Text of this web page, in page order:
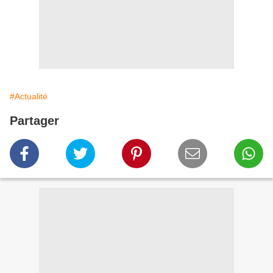
#Actualité
Partager